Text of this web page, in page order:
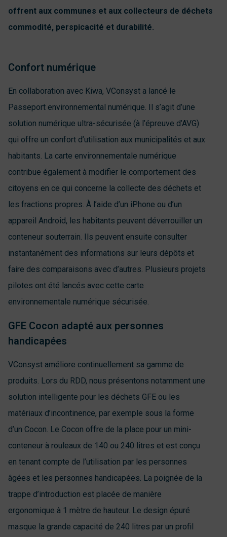
offrent aux communes et aux collecteurs de déchets
commodité, perspicacité et durabilité.
Confort numérique
En collaboration avec Kiwa, VConsyst a lancé le
Passeport environnemental numérique. Il s’agit d’une
solution numérique ultra-sécurisée (à l’épreuve d’AVG)
qui offre un confort d’utilisation aux municipalités et aux
habitants. La carte environnementale numérique
contribue également à modifier le comportement des
citoyens en ce qui concerne la collecte des déchets et
les fractions propres. À l’aide d’un iPhone ou d’un
appareil Android, les habitants peuvent déverrouiller un
conteneur souterrain. Ils peuvent ensuite consulter
instantanément des informations sur leurs dépôts et
faire des comparaisons avec d’autres. Plusieurs projets
pilotes ont été lancés avec cette carte
environnementale numérique sécurisée.
GFE Cocon adapté aux personnes
handicapées
VConsyst améliore continuellement sa gamme de
produits. Lors du RDD, nous présentons notamment une
solution intelligente pour les déchets GFE ou les
matériaux d’incontinence, par exemple sous la forme
d’un Cocon. Le Cocon offre de la place pour un mini-
conteneur à rouleaux de 140 ou 240 litres et est conçu
en tenant compte de l’utilisation par les personnes
âgées et les personnes handicapées. La poignée de la
trappe d’introduction est placée de manière
ergonomique à 1 mètre de hauteur. Le design épuré
masque la grande capacité de 240 litres par un profil